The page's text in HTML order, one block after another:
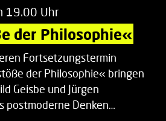
19.00 Uhr
der Philosophie«
Fortsetzungstermin
der Philosophie« bringen
Geisbe und Jürgen
postmoderne Denken…